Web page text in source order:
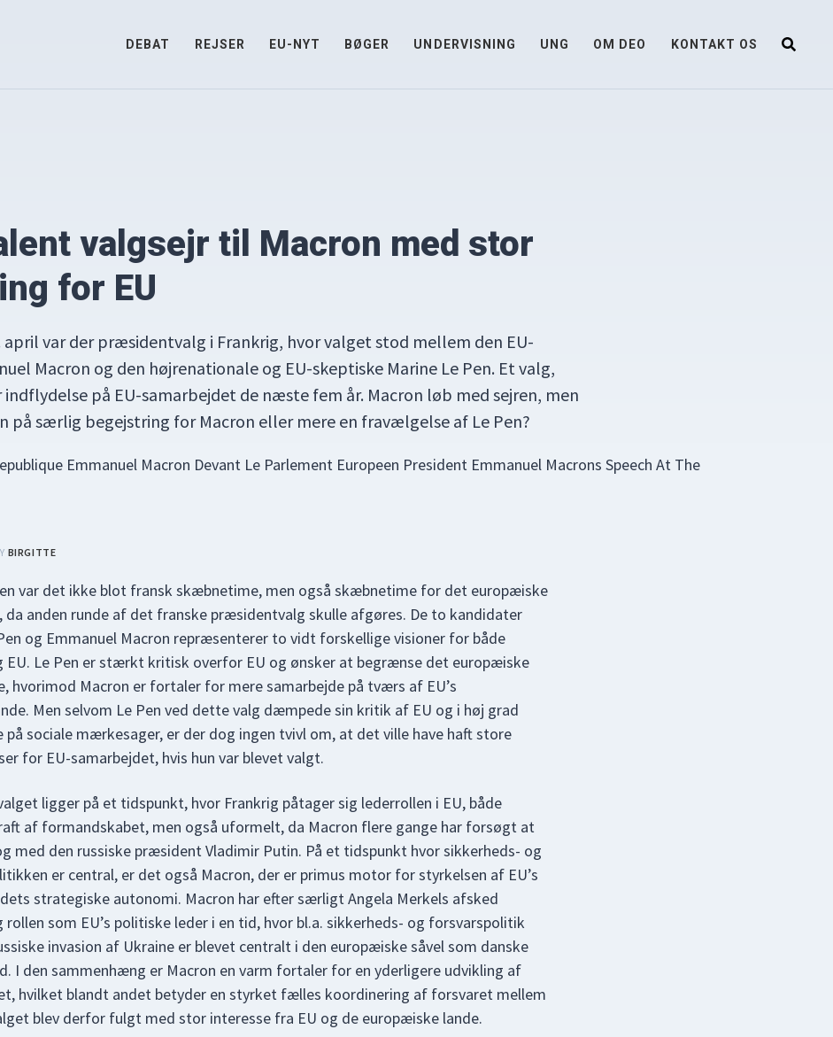
DEBAT REJSER EU-NYT BØGER UNDERVISNING UNG OM DEO KONTAKT OS
valgsejr til Macron med stor
for EU
april var der præsidentvalg i Frankrig, hvor valget stod mellem den EU-
Macron og den højrenationale og EU-skeptiske Marine Le Pen. Et valg,
indflydelse på EU-samarbejdet de næste fem år. Macron løb med sejren, men
på særlig begejstring for Macron eller mere en fravælgelse af Le Pen?
BIRGITTE
var det ikke blot fransk skæbnetime, men også skæbnetime for det europæiske
anden runde af det franske præsidentvalg skulle afgøres. De to kandidater
og Emmanuel Macron repræsenterer to vidt forskellige visioner for både
EU. Le Pen er stærkt kritisk overfor EU og ønsker at begrænse det europæiske
hvorimod Macron er fortaler for mere samarbejde på tværs af EU’s
Men selvom Le Pen ved dette valg dæmpede sin kritik af EU og i høj grad
på sociale mærkesager, er der dog ingen tvivl om, at det ville have haft store
for EU-samarbejdet, hvis hun var blevet valgt.
ligger på et tidspunkt, hvor Frankrig påtager sig lederrollen i EU, både
af formandskabet, men også uformelt, da Macron flere gange har forsøgt at
med den russiske præsident Vladimir Putin. På et tidspunkt hvor sikkerheds- og
er central, er det også Macron, der er primus motor for styrkelsen af EU’s
strategiske autonomi. Macron har efter særligt Angela Merkels afsked
rollen som EU’s politiske leder i en tid, hvor bl.a. sikkerheds- og forsvarspolitik
invasion af Ukraine er blevet centralt i den europæiske såvel som danske
I den sammenhæng er Macron en varm fortaler for en yderligere udvikling af
hvilket blandt andet betyder en styrket fælles koordinering af forsvaret mellem
blev derfor fulgt med stor interesse fra EU og de europæiske lande.